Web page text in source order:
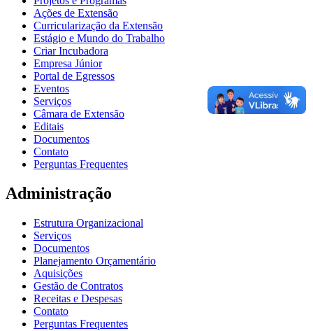
Ações de Extensão
Curricularização da Extensão
Estágio e Mundo do Trabalho
Criar Incubadora
Empresa Júnior
Portal de Egressos
Eventos
Serviços
Câmara de Extensão
Editais
Documentos
Contato
Perguntas Frequentes
Administração
Estrutura Organizacional
Serviços
Documentos
Planejamento Orçamentário
Aquisições
Gestão de Contratos
Receitas e Despesas
Contato
Perguntas Frequentes